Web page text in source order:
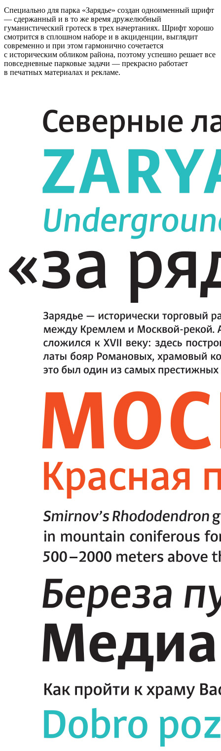
Специально для парка «Зарядье» создан одноименный шрифт
— сдержанный и в то же время дружелюбный
гуманистический гротеск в трех начертаниях. Шрифт хорошо
смотрится в сплошном наборе и в акциденции, выглядит
современно и при этом гармонично сочетается
с историческим обликом района, поэтому успешно решает все
повседневные парковые задачи — прекрасно работает
в печатных материалах и рекламе.